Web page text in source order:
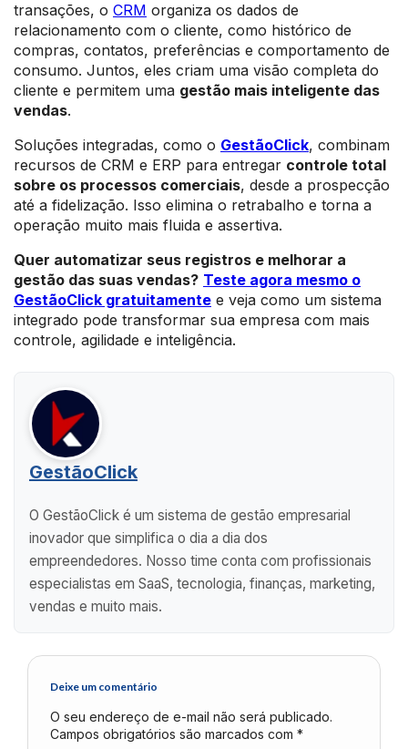
transações, o CRM organiza os dados de
relacionamento com o cliente, como histórico de
compras, contatos, preferências e comportamento de
consumo. Juntos, eles criam uma visão completa do
cliente e permitem uma gestão mais inteligente das
vendas.
Soluções integradas, como o GestãoClick, combinam
recursos de CRM e ERP para entregar controle total
sobre os processos comerciais, desde a prospecção
até a fidelização. Isso elimina o retrabalho e torna a
operação muito mais fluida e assertiva.
Quer automatizar seus registros e melhorar a
gestão das suas vendas? Teste agora mesmo o
GestãoClick gratuitamente e veja como um sistema
integrado pode transformar sua empresa com mais
controle, agilidade e inteligência.
GestãoClick
O GestãoClick é um sistema de gestão empresarial
inovador que simplifica o dia a dia dos
empreendedores. Nosso time conta com profissionais
especialistas em SaaS, tecnologia, finanças, marketing,
vendas e muito mais.
Deixe um comentário
O seu endereço de e-mail não será publicado.
Campos obrigatórios são marcados com *